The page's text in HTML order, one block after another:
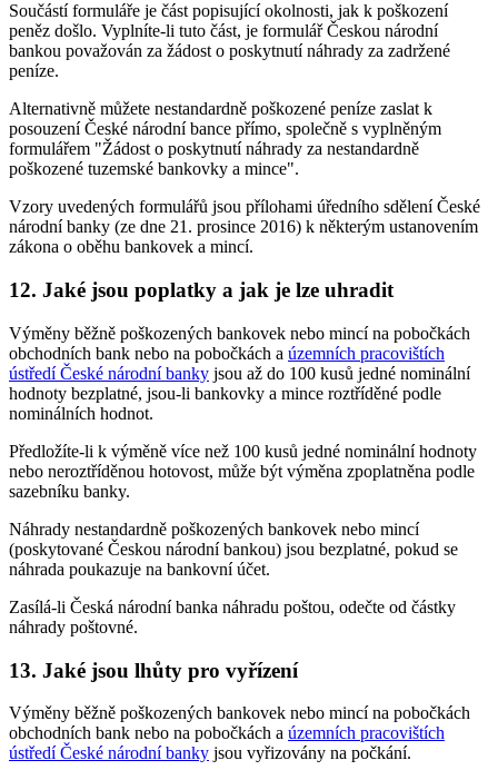
Součástí formuláře je část popisující okolnosti, jak k poškození
peněz došlo. Vyplníte-li tuto část, je formulář Českou národní
bankou považován za žádost o poskytnutí náhrady za zadržené
peníze.
Alternativně můžete nestandardně poškozené peníze zaslat k
posouzení České národní bance přímo, společně s vyplněným
formulářem "Žádost o poskytnutí náhrady za nestandardně
poškozené tuzemské bankovky a mince".
Vzory uvedených formulářů jsou přílohami úředního sdělení České
národní banky (ze dne 21. prosince 2016) k některým ustanovením
zákona o oběhu bankovek a mincí.
12. Jaké jsou poplatky a jak je lze uhradit
Výměny běžně poškozených bankovek nebo mincí na pobočkách
obchodních bank nebo na pobočkách a územních pracovištích
ústředí České národní banky jsou až do 100 kusů jedné nominální
hodnoty bezplatné, jsou-li bankovky a mince roztříděné podle
nominálních hodnot.
Předložíte-li k výměně více než 100 kusů jedné nominální hodnoty
nebo neroztříděnou hotovost, může být výměna zpoplatněna podle
sazebníku banky.
Náhrady nestandardně poškozených bankovek nebo mincí
(poskytované Českou národní bankou) jsou bezplatné, pokud se
náhrada poukazuje na bankovní účet.
Zasílá-li Česká národní banka náhradu poštou, odečte od částky
náhrady poštovné.
13. Jaké jsou lhůty pro vyřízení
Výměny běžně poškozených bankovek nebo mincí na pobočkách
obchodních bank nebo na pobočkách a územních pracovištích
ústředí České národní banky jsou vyřizovány na počkání.